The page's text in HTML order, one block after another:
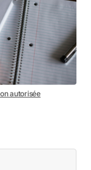
autorisée